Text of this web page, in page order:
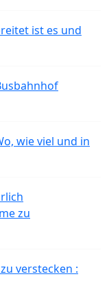
ist es und
wie viel und in
zu
verstecken :